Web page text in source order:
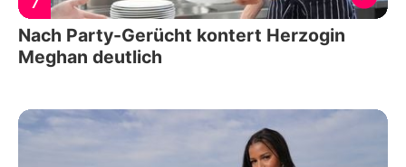
Nach Party-Gerücht kontert Herzogin
Meghan deutlich